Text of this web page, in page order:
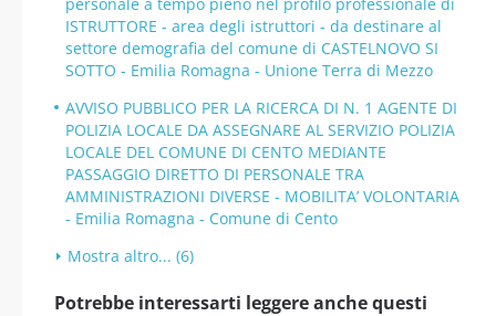
ISTRUTTORE - area degli istruttori - da destinare al
settore demografia del comune di CASTELNOVO SI
SOTTO - Emilia Romagna - Unione Terra di Mezzo
AVVISO PUBBLICO PER LA RICERCA DI N. 1 AGENTE DI
POLIZIA LOCALE DA ASSEGNARE AL SERVIZIO POLIZIA
LOCALE DEL COMUNE DI CENTO MEDIANTE
PASSAGGIO DIRETTO DI PERSONALE TRA
AMMINISTRAZIONI DIVERSE - MOBILITA’ VOLONTARIA
- Emilia Romagna - Comune di Cento
Mostra altro... (6)
Potrebbe interessarti leggere anche questi